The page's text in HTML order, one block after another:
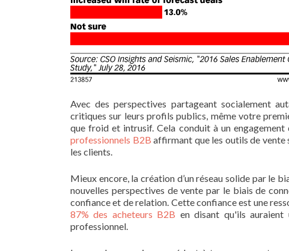
Avec des perspectives partageant socialement
critiques sur leurs profils publics, même votre
que froid et intrusif. Cela conduit à un
professionnels B2B affirmant que les outils de vente
les clients.
Mieux encore, la création d’un réseau solide par le
nouvelles perspectives de vente par le biais de
confiance et de relation. Cette confiance est une
87% des acheteurs B2B en disant qu'ils auraient
professionnel.